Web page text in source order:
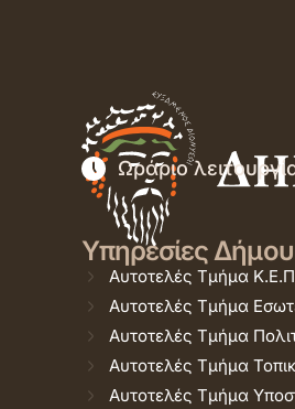
Ωράριο
Υπηρεσίες Δήμου
Αυτοτελές Τμήμα
Αυτοτελές Τμήμα
Αυτοτελές Τμήμα
Αυτοτελές Τμήμα
Αυτοτελές Τμήμα